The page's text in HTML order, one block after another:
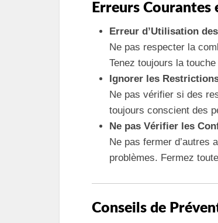
Erreurs
Erreur d’Utilisation
Ne pas respecter la
Tenez toujours la
Ignorer les
Ne pas vérifier si des
toujours conscient des
Ne pas Vérifier les
Ne pas fermer d’autres
problèmes. Fermez
Conseils de